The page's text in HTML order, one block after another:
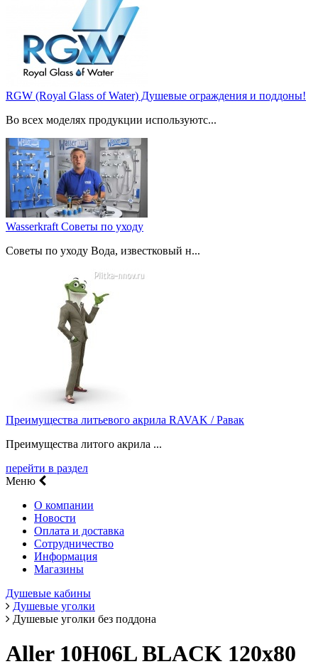
RGW (Royal Glass of Water) Душевые ограждения и поддоны!
Во всех моделях продукции используютс...
Wasserkraft Советы по уходу
Советы по уходу Вода, известковый н...
Преимущества литьевого акрила RAVAK / Равак
Преимущества литого акрила ...
перейти в раздел
Меню
О компании
Новости
Оплата и доставка
Сотрудничество
Информация
Магазины
Душевые кабины
Душевые уголки
Душевые уголки без поддона
Aller 10H06L BLACK 120х80